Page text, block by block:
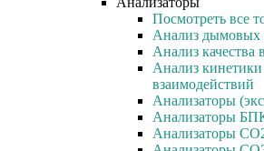
Посмотреть все
Анализ дымовых
Анализ качества
Анализ
взаимодействий
Анализаторы
Анализаторы
Анализаторы